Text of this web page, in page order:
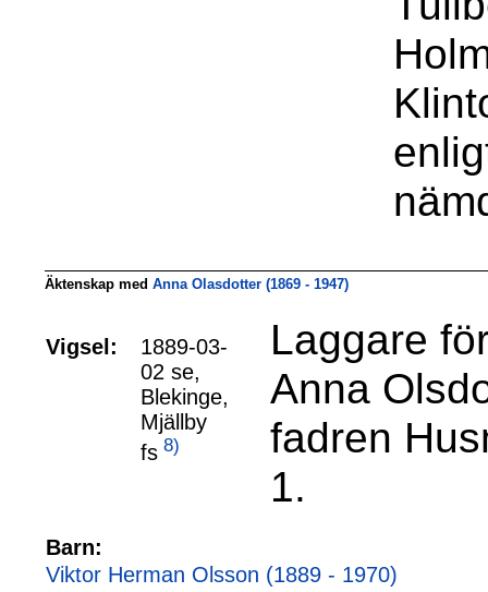
Äktenskap med Anna Olasdotter (1869 - 1947)
Vigsel:
1889-03-
02 se,
Blekinge,
Mjällby
fs 8)
Laggare
Anna
fadren
1.
Barn:
Viktor Herman Olsson (1889 - 1970)